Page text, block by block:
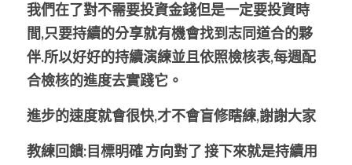
我們在了對不需要投資金錢但是一定要投資時
間,只要持續的分享就有機會找到志同道合的夥
伴.所以好好的持續演練並且依照檢核表,每週配
合檢核的進度去實踐它。
進步的速度就會很快,才不會盲修瞎練,謝謝大家
教練回饋:目標明確方向對了接下來就是持續用